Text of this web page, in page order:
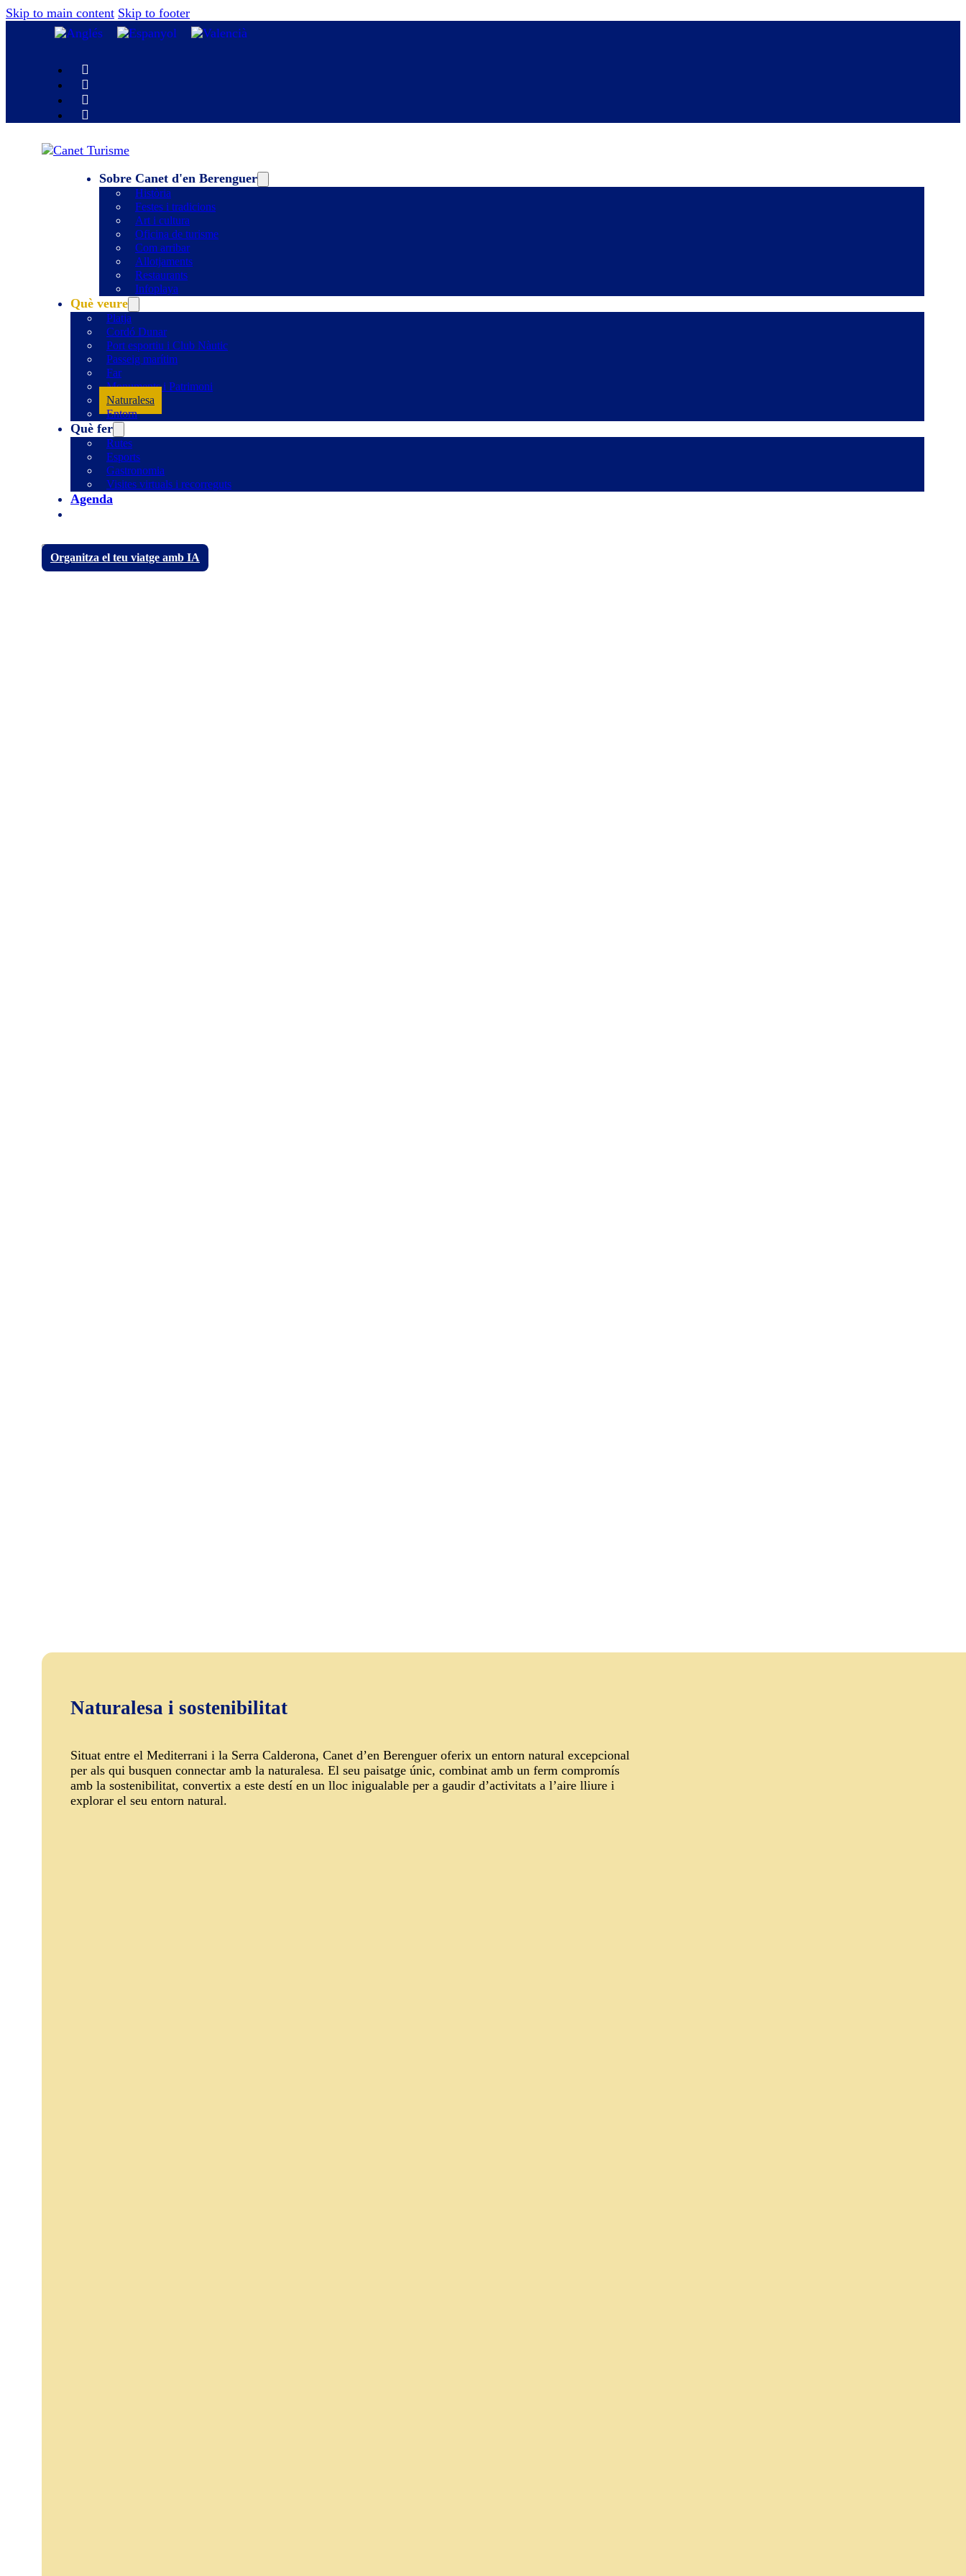
Skip to main content Skip to footer
Sobre Canet d'en Berenguer
Història
Festes i tradicions
Art i cultura
Oficina de turisme
Com arribar
Allotjaments
Restaurants
Infoplaya
Què veure
Platja
Cordó Dunar
Port esportiu i Club Nàutic
Passeig marítim
Far
Monuments i Patrimoni
Naturalesa
Entorn
Què fer
Rutes
Esports
Gastronomia
Visites virtuals i recorreguts
Agenda
Organitza el teu viatge amb IA
Naturalesa i sostenibilitat
Situat entre el Mediterrani i la Serra Calderona, Canet d’en Berenguer oferix un entorn natural excepcional
per als qui busquen connectar amb la naturalesa. El seu paisatge únic, combinat amb un ferm compromís
amb la sostenibilitat, convertix a este destí en un lloc inigualable per a gaudir d’activitats a l’aire lliure i
explorar el seu entorn natural.